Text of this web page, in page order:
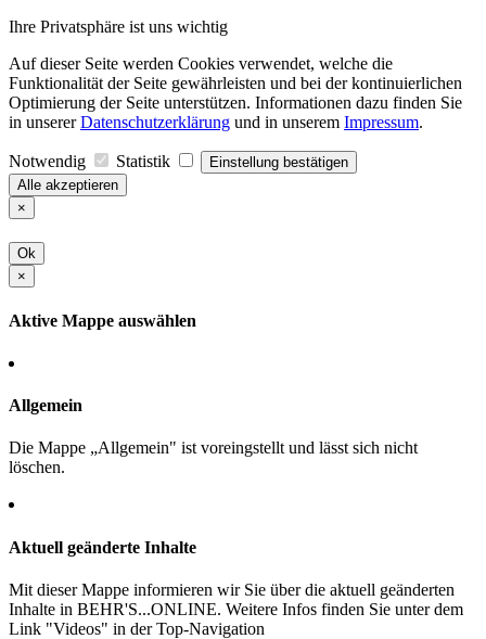
Ihre Privatsphäre ist uns wichtig
Auf dieser Seite werden Cookies verwendet, welche die
Funktionalität der Seite gewährleisten und bei der kontinuierlichen
Optimierung der Seite unterstützen. Informationen dazu finden Sie
in unsererDatenschutzerklärung und in unserem Impressum.
Notwendig Statistik
Einstellung bestätigen
Alle akzeptieren
×
Ok
×
Aktive Mappe auswählen
Allgemein
Die Mappe „Allgemein" ist voreingstellt und lässt sich nicht
löschen.
Aktuell geänderte Inhalte
Mit dieser Mappe informieren wir Sie über die aktuell geänderten
Inhalte in BEHR'S...ONLINE. Weitere Infos finden Sie unter dem
Link "Videos" in der Top-Navigation